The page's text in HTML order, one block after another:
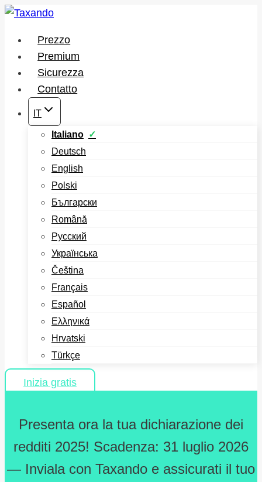
Salta
contenutoPrezzo
Premium
Sicurezza
Contatto
IT
Italiano
Deutsch
English
Polski
Български
Română
Русский
Українська
Čeština
Français
Español
Ελληνικά
Hrvatski
Türkçe
Inizia gratis
Presenta ora la tua dichiarazione dei
redditi 2025! Scadenza: 31 luglio 2026
— Inviala con Taxando e assicurati il tuo